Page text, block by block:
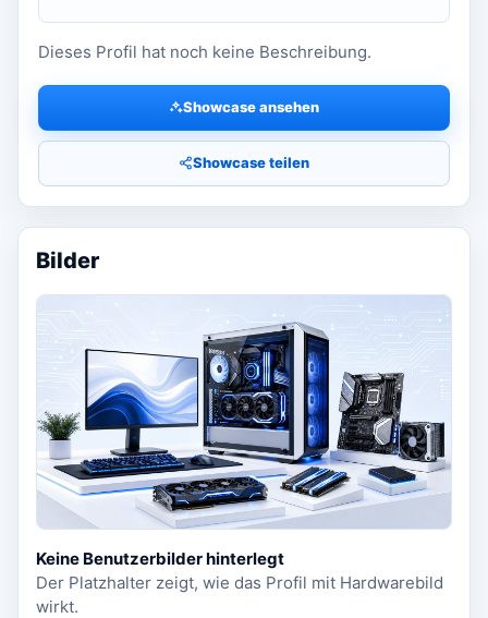
Dieses Profil hat noch keine Beschreibung.
Showcase ansehen
Showcase teilen
Bilder
Keine Benutzerbilder hinterlegt
Der Platzhalter zeigt, wie das Profil mit Hardwarebild
wirkt.